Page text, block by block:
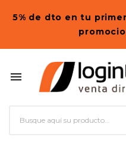
5% de dto en tu
